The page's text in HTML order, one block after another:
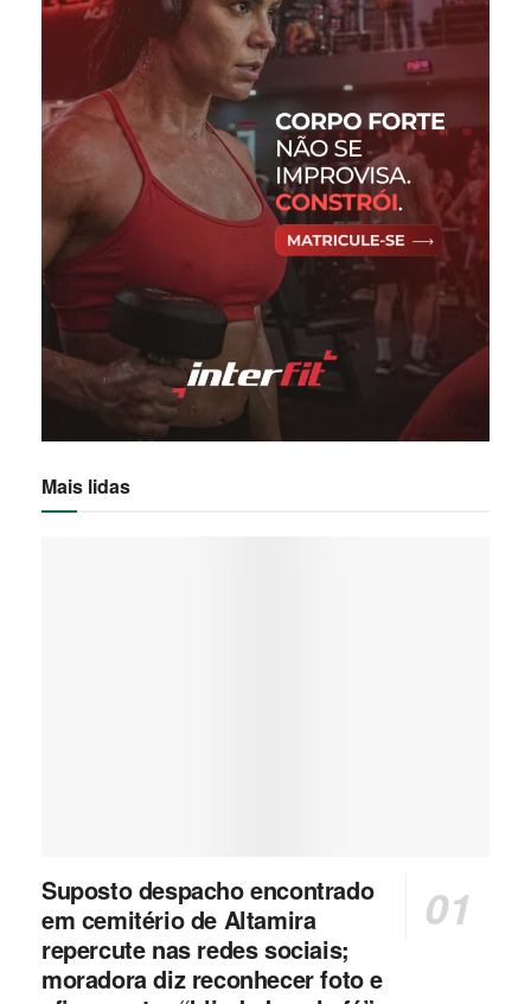
Mais lidas
Suposto despacho encontrado
em cemitério de Altamira
repercute nas redes sociais;
moradora diz reconhecer foto e